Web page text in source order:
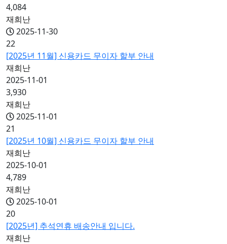
4,084
재희난
2025-11-30
22
[2025년 11월] 신용카드 무이자 할부 안내
재희난
2025-11-01
3,930
재희난
2025-11-01
21
[2025년 10월] 신용카드 무이자 할부 안내
재희난
2025-10-01
4,789
재희난
2025-10-01
20
[2025년] 추석연휴 배송안내 입니다.
재희난